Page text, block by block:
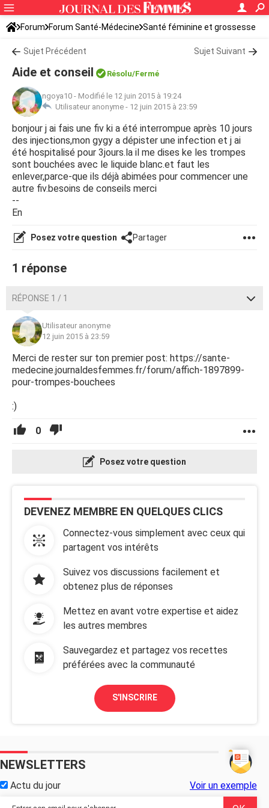
Forum Forum Santé-Médecine Santé féminine et grossesse
Tomber enceinte
Sujet Précédent Sujet Suivant
Aide et conseil Résolu/Fermé
ngoya10 - Modifié le 12 juin 2015 à 19:24
Utilisateur anonyme - 12 juin 2015 à 23:59
bonjour j ai fais une fiv ki a été interrompue après 10 jours
des injections,mon gygy a dépister une infection et j ai
été hospitalisé pour 3jours.la il me dises ke les trompes
sont bouchées avec le liquide blanc.et faut les
enlever,parce-que ils déjà abimées pour commencer une
autre fiv.besoins de conseils merci
--
En
Posez votre question Partager
1 réponse
RÉPONSE 1 / 1
Utilisateur anonyme
12 juin 2015 à 23:59
Merci de rester sur ton premier post: https://sante-
medecine.journaldesfemmes.fr/forum/affich-1897899-
pour-trompes-bouchees
:)
0
Posez votre question
DEVENEZ MEMBRE EN QUELQUES CLICS
Connectez-vous simplement avec ceux qui
partagent vos intérêts
Suivez vos discussions facilement et
obtenez plus de réponses
Mettez en avant votre expertise et aidez
les autres membres
Sauvegardez et partagez vos recettes
préférées avec la communauté
S'INSCRIRE
NEWSLETTERS
Actu du jour Voir un exemple